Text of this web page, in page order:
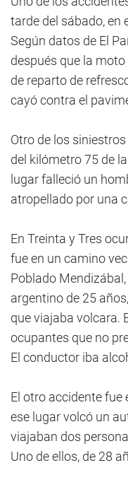
tarde del sábado, en
Según datos de El
después que la
de reparto de
cayó contra el
Otro de los
del kilómetro 75 de
lugar falleció un
atropellado por una
En Treinta y Tres
fue en un camino
Poblado
argentino de 25
que viajaba volcara.
ocupantes que no
El conductor iba
El otro accidente fue
ese lugar volcó un
viajaban dos
Uno de ellos, de 28